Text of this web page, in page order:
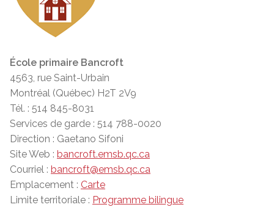
École primaire Bancroft
4563, rue Saint-Urbain
Montréal (Québec) H2T 2V9
Tél. : 514 845-8031
Services de garde : 514 788-0020
Direction : Gaetano Sifoni
Site Web : bancroft.emsb.qc.ca
Courriel : bancroft@emsb.qc.ca
Emplacement : Carte
Limite territoriale : Programme bilingue